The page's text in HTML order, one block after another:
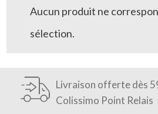
Aucun produit ne
sélection.
Livraison offerte dès
Colissimo Point Relais